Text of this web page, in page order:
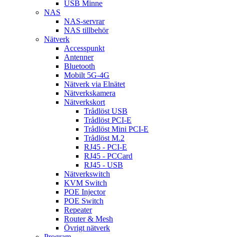
USB Minne
NAS
NAS-servrar
NAS tillbehör
Nätverk
Accesspunkt
Antenner
Bluetooth
Mobilt 5G-4G
Nätverk via Elnätet
Nätverkskamera
Nätverkskort
Trådlöst USB
Trådlöst PCI-E
Trådlöst Mini PCI-E
Trådlöst M.2
RJ45 - PCI-E
RJ45 - PCCard
RJ45 - USB
Nätverkswitch
KVM Switch
POE Injector
POE Switch
Repeater
Router & Mesh
Övrigt nätverk